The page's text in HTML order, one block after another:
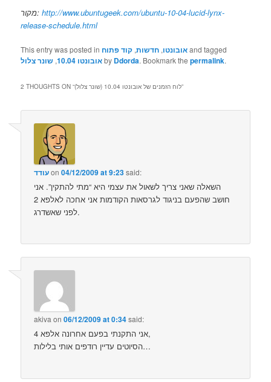
מקור:http://www.ubuntugeek.com/ubuntu-10-04-lucid-lynx-
release-schedule.html
This entry was posted in אובונטו, חדשות, קוד פתוח and tagged
אובונטו 10.04 , שונר צלול by Ddorda. Bookmark thepermalink.
2 THOUGHTS ON “ לוח הזמנים של אובונטו 10.04 (שונר צלול)”
עודדon04/12/2009 at 9:23said:
השאלה שאני צריך לשאול את עצמי היא “מתי להתקין”. אני
חושב שהפעם בניגוד לגרסאות הקודמות אני אחכה לאלפא 2
לפני שאשדרג.
akivaon06/12/2009 at 0:34said:
אני התקנתי בפעם אחרונה אלפא 4,
הסיוטים עדיין רודפים אותי בלילות…